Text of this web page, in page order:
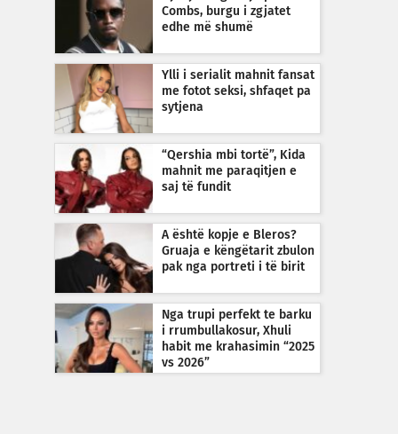
Combs, burgu i zgjatet
edhe më shumë
Ylli i serialit mahnit fansat
me fotot seksi, shfaqet pa
sytjena
“Qershia mbi tortë”, Kida
mahnit me paraqitjen e
saj të fundit
A është kopje e Bleros?
Gruaja e këngëtarit zbulon
pak nga portreti i të birit
Nga trupi perfekt te barku
i rrumbullakosur, Xhuli
habit me krahasimin “2025
vs 2026”